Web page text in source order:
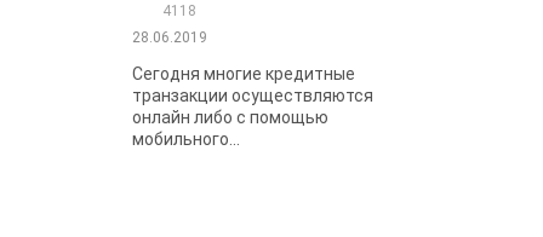
4118
28.06.2019
Сегодня многие кредитные
транзакции осуществляются
онлайн либо с помощью
мобильного...